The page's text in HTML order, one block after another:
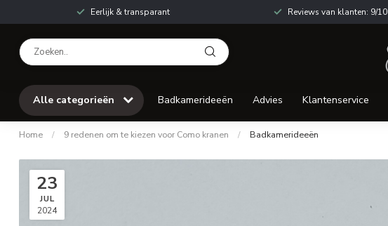
Eerlijk & transparant Reviews van klanten: 9/10
Alle categorieën Badkamerideeën Advies Klantenservice
Home / 9 redenen om te kiezen voor Como kranen / Badkamerideeën
23
JUL
2024